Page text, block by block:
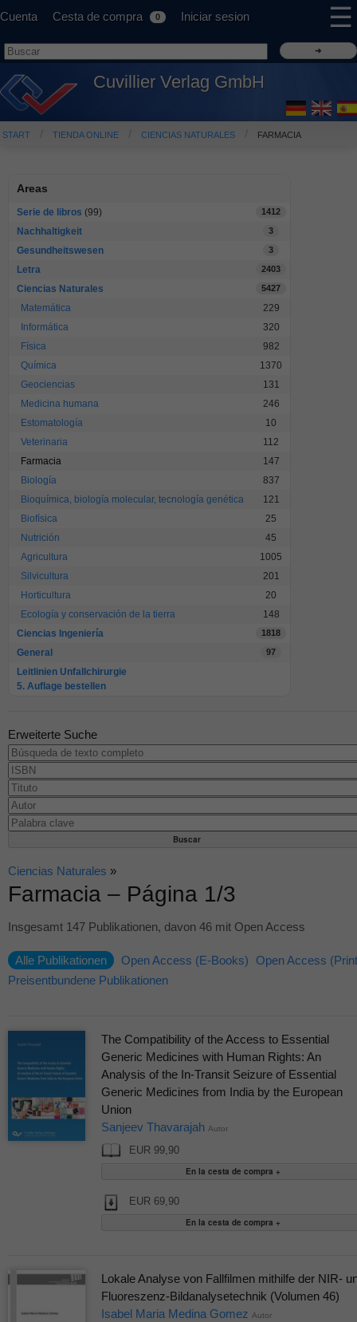
Cuenta Cesta de compra 0 Iniciar sesion ☰
Cuvillier Verlag GmbH
START TIENDA ONLINE CIENCIAS NATURALES FARMACIA
Areas
Serie de libros (99) 1412
Nachhaltigkeit 3
Gesundheitswesen 3
Letra 2403
Ciencias Naturales 5427
Matemática
229
Informática
320
Física
982
Química
1370
Geociencias
131
Medicina humana
246
Estomatología
10
Veterinaria
112
Farmacia
147
Biología
837
Bioquímica, biología molecular, tecnología genética
121
Biofísica
25
Nutrición
45
Agricultura
1005
Silvicultura
201
Horticultura
20
Ecología y conservación de la tierra
148
Ciencias Ingeniería
1818
General 97
Leitlinien Unfallchirurgie
5. Auflage bestellen
Erweiterte Suche
Ciencias Naturales »
Farmacia – Página 1/3
Insgesamt 147 Publikationen, davon 46 mit Open Access
Alle Publikationen Open Access (E-Books)
Open Access
Preisentbundene Publikationen
The Compatibility of the Access to Essential
Generic Medicines with Human Rights: An
Analysis of the In-Transit Seizure of Essential
Generic Medicines from India by the European
Union
Sanjeev Thavarajah Autor
EUR 99,90
EUR 69,90
Lokale Analyse von Fallfilmen mithilfe der NIR-
Fluoreszenz-Bildanalysetechnik (Volumen 46)
Isabel Maria Medina Gomez Autor